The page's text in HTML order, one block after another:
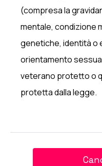
(compresa la
mentale, condizione
genetiche, identità o
orientamento
veterano protetto o
protetta dalla legge.